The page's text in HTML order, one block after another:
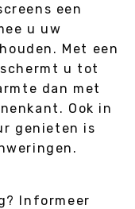
een
u uw
Met een
u tot
dan met
Ook in
genieten is
Informeer